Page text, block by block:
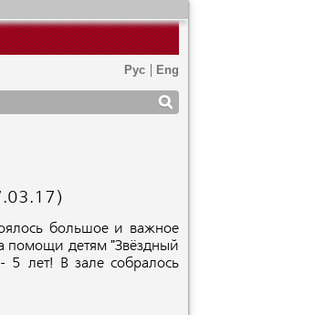
большое и важное
помощи детям "Звёздный
лет! В зале собралось